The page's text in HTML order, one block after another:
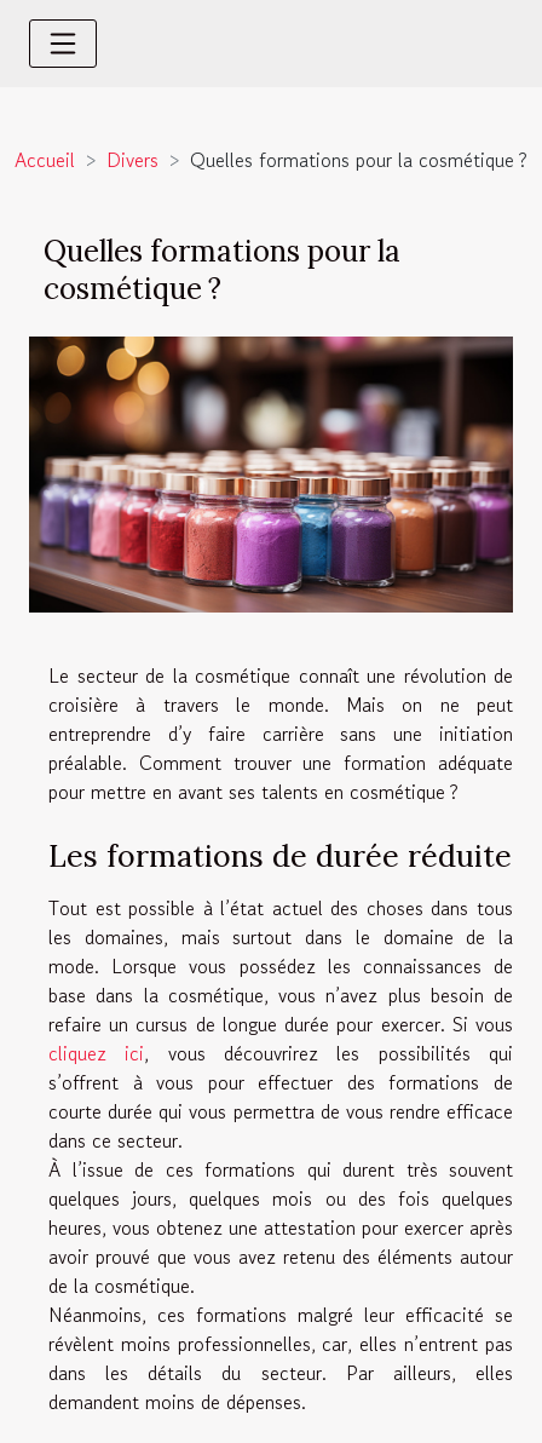
Accueil Divers Quelles formations pour la cosmétique ?
Quelles formations pour la
cosmétique ?
Le secteur de la cosmétique connaît une révolution de
croisière à travers le monde. Mais on ne peut
entreprendre d’y faire carrière sans une initiation
préalable. Comment trouver une formation adéquate
pour mettre en avant ses talents en cosmétique ?
Les formations de durée réduite
Tout est possible à l’état actuel des choses dans tous
les domaines, mais surtout dans le domaine de la
mode. Lorsque vous possédez les connaissances de
base dans la cosmétique, vous n’avez plus besoin de
refaire un cursus de longue durée pour exercer. Si vous
cliquez ici, vous découvrirez les possibilités qui
s’offrent à vous pour effectuer des formations de
courte durée qui vous permettra de vous rendre efficace
dans ce secteur.
À l’issue de ces formations qui durent très souvent
quelques jours, quelques mois ou des fois quelques
heures, vous obtenez une attestation pour exercer après
avoir prouvé que vous avez retenu des éléments autour
de la cosmétique.
Néanmoins, ces formations malgré leur efficacité se
révèlent moins professionnelles, car, elles n’entrent pas
dans les détails du secteur. Par ailleurs, elles
demandent moins de dépenses.